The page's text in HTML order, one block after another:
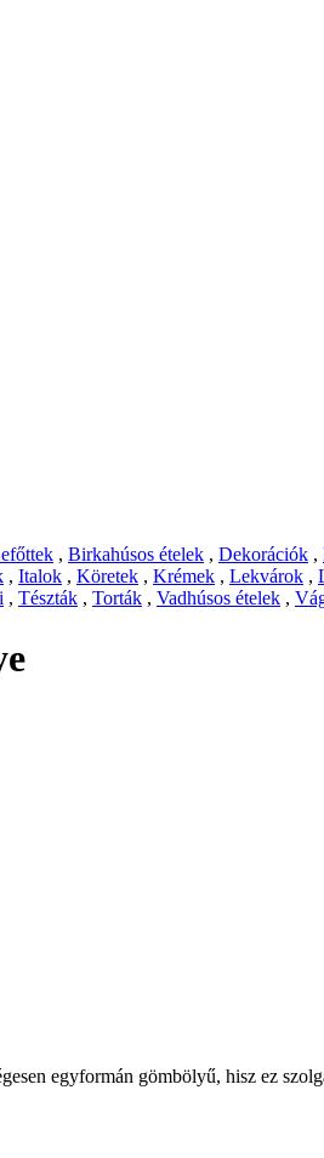
, Birkahúsos ételek , Dekorációk ,
, Italok , Köretek , Krémek , Lekvárok ,
, Tészták , Torták , Vadhúsos ételek ,
egyformán gömbölyű, hisz ez